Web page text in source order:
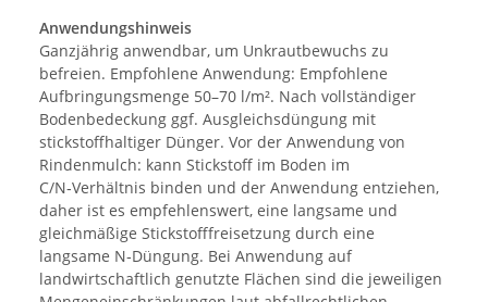
Anwendungshinweis
Ganzjährig anwendbar, um Unkrautbewuchs zu
befreien. Empfohlene Anwendung: Empfohlene
Aufbringungsmenge 50–70 l/m². Nach vollständiger
Bodenbedeckung ggf. Ausgleichsdüngung mit
stickstoffhaltiger Dünger. Vor der Anwendung von
Rindenmulch: kann Stickstoff im Boden im
C/N‑Verhältnis binden und der Anwendung entziehen,
daher ist es empfehlenswert, eine langsame und
gleichmäßige Stickstofffreisetzung durch eine
langsame N‑Düngung. Bei Anwendung auf
landwirtschaftlich genutzte Flächen sind die jeweiligen